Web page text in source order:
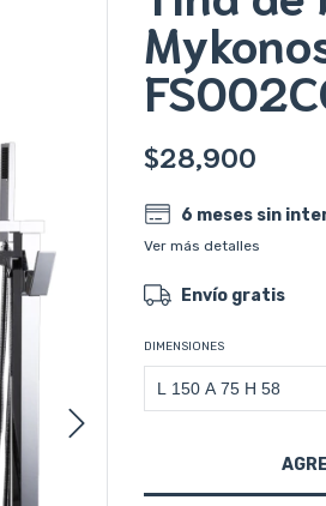
$28,900
6 meses sin
Ver más detalles
Envío gratis
DIMENSIONES